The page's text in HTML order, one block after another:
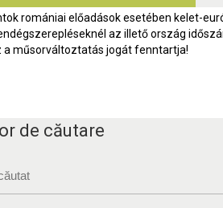
romániai előadások esetében kelet-
az illető ország
a műsorváltoztatás jogát fenntartja!
de căutare